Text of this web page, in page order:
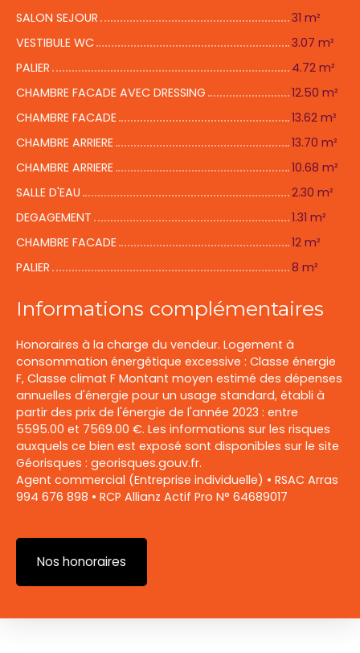
SALON SEJOUR
31 m²
VESTIBULE WC
3.07 m²
PALIER
4.72 m²
CHAMBRE FACADE AVEC DRESSING
12.50 m²
CHAMBRE FACADE
13.62 m²
CHAMBRE ARRIERE
13.70 m²
CHAMBRE ARRIERE
10.68 m²
SALLE D'EAU
2.30 m²
DEGAGEMENT
1.31 m²
CHAMBRE FACADE
12 m²
PALIER
8 m²
Informations complémentaires
Honoraires à la charge du vendeur. Logement à
consommation énergétique excessive : Classe énergie
F, Classe climat F Montant moyen estimé des dépenses
annuelles d'énergie pour un usage standard, établi à
partir des prix de l'énergie de l'année 2023 : entre
5595.00 et 7569.00 €. Les informations sur les risques
auxquels ce bien est exposé sont disponibles sur le site
Géorisques : georisques.gouv.fr.
Agent commercial (Entreprise individuelle) • RSAC Arras
994 676 898 • RCP Allianz Actif Pro N° 64689017
Nos honoraires